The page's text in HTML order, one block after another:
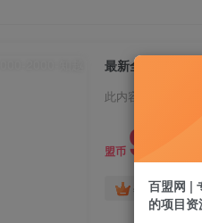
最新全自动挂机
此内容为付费阅读
盟币 9.9
年卡会员免
百盟网 |
的项目资